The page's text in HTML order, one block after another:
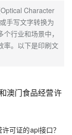
Character
手写文字转换为
行业和场景中，
率。以下是印刷文
澳门食品经营许
可证的api接口？